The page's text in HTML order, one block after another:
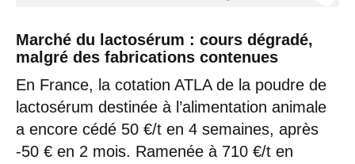
Marché du lactosérum : cours dégradé,
malgré des fabrications contenues
En France, la cotation ATLA de la poudre de
lactosérum destinée à l’alimentation animale
a encore cédé 50 €/t en 4 semaines, après
-50 € en 2 mois. Ramenée à 710 €/t en